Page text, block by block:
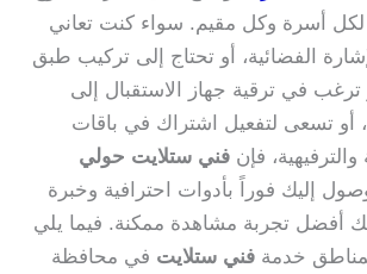
لكل أسرة وكل مقيم. سواء كنت تعاني
الفضائية، أو تحتاج إلى تركيب طبق
ترغب في ترقية جهاز الاستقبال إلى
أو تسعى لتفعيل اشتراك في باقات
والترفيهية، فإن فني ستلايت حولي
إليك فوراً بأدوات احترافية وخبرة
أفضل تجربة مشاهدة ممكنة. فيما يلي
لمناطق خدمة فني ستلايت في محافظة